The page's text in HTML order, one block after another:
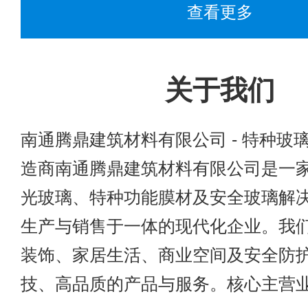
查看更多
关于我们
南通腾鼎建筑材料有限公司 - 特种玻
造商南通腾鼎建筑材料有限公司是一
光玻璃、特种功能膜材及安全玻璃解
生产与销售于一体的现代化企业。我
装饰、家居生活、商业空间及安全防
技、高品质的产品与服务。核心主营